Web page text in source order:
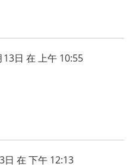
日 在 上午 10:55
日 在 下午 12:13